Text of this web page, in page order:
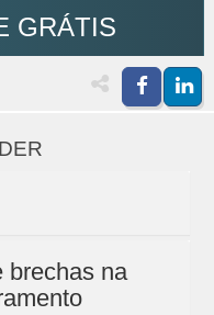
GRÁTIS
brechas na